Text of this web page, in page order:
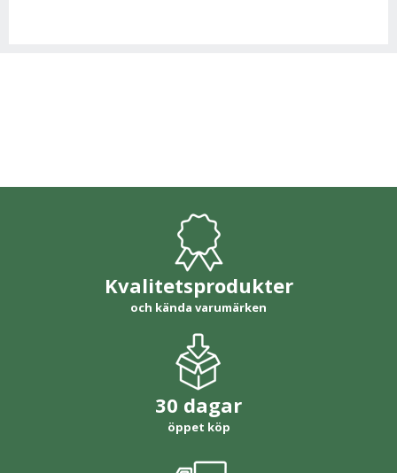
Kvalitetsprodukter
och kända varumärken
30 dagar
öppet köp